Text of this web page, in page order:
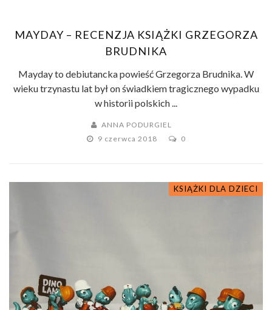
MAYDAY – RECENZJA KSIĄŻKI GRZEGORZA
BRUDNIKA
Mayday to debiutancka powieść Grzegorza Brudnika. W
wieku trzynastu lat był on świadkiem tragicznego wypadku
w historii polskich ...
ANNA PODURGIEL
9 czerwca 2018
0
KSIĄŻKI DLA DZIECI